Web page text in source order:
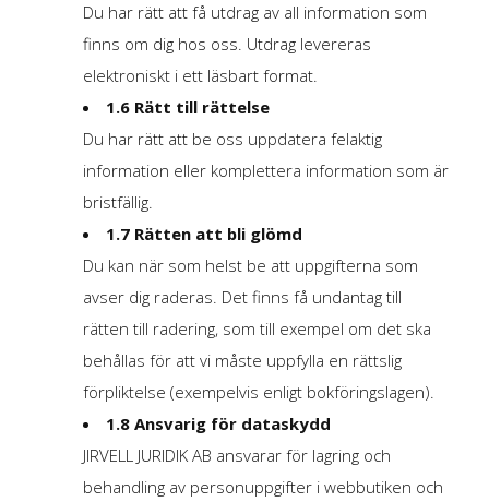
Du har rätt att få utdrag av all information som
finns om dig hos oss. Utdrag levereras
elektroniskt i ett läsbart format.
1.6 Rätt till rättelse
Du har rätt att be oss uppdatera felaktig
information eller komplettera information som är
bristfällig.
1.7 Rätten att bli glömd
Du kan när som helst be att uppgifterna som
avser dig raderas. Det finns få undantag till
rätten till radering, som till exempel om det ska
behållas för att vi måste uppfylla en rättslig
förpliktelse (exempelvis enligt bokföringslagen).
1.8 Ansvarig för dataskydd
JIRVELL JURIDIK AB ansvarar för lagring och
behandling av personuppgifter i webbutiken och